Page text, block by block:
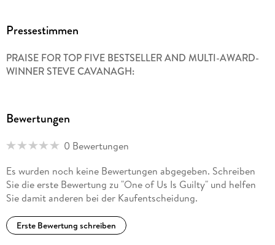
Pressestimmen
PRAISE FOR TOP FIVE BESTSELLER AND MULTI-AWARD-
WINNER STEVE CAVANAGH:
Bewertungen
0 Bewertungen
Es wurden noch keine Bewertungen abgegeben. Schreiben
Sie die erste Bewertung zu "One of Us Is Guilty" und helfen
Sie damit anderen bei der Kaufentscheidung.
Erste Bewertung schreiben